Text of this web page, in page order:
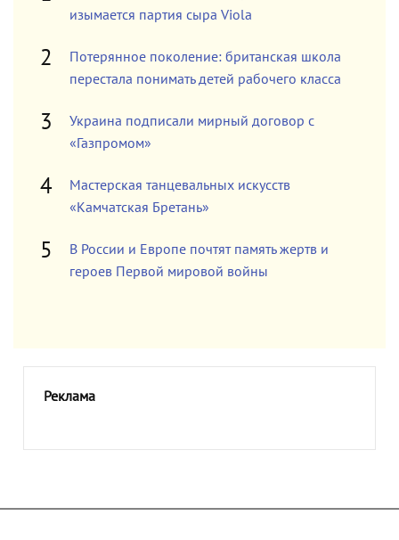
изымается партия сыра Viola
Потерянное поколение: британская школа
перестала понимать детей рабочего класса
Украина подписали мирный договор с
«Газпромом»
Мастерская танцевальных искусств
«Камчатская Бретань»
В России и Европе почтят память жертв и
героев Первой мировой войны
Реклама